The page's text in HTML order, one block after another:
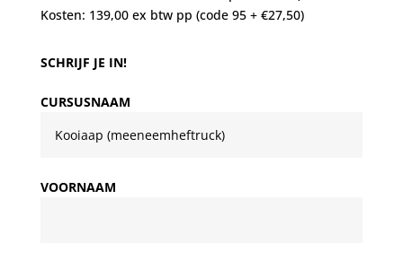
Kosten: 139,00 ex btw pp (code 95 + €27,50)
SCHRIJF JE IN!
CURSUSNAAM
VOORNAAM